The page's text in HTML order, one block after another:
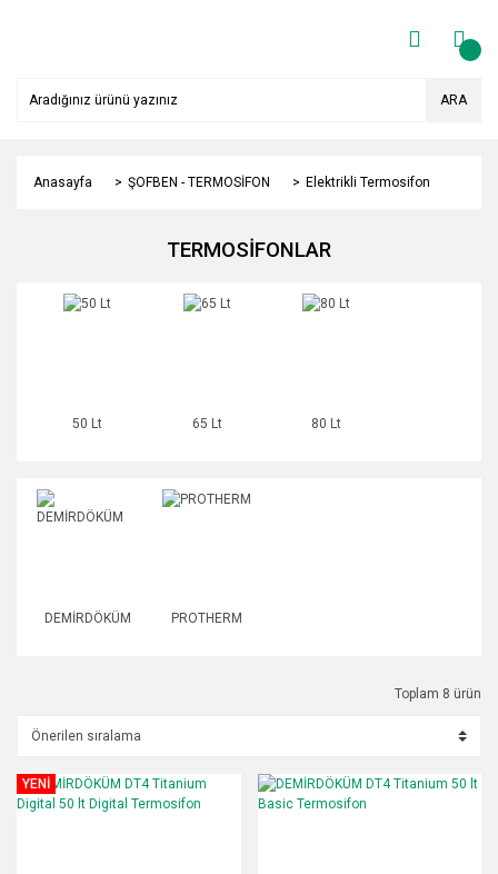
ARA
Anasayfa ŞOFBEN - TERMOSİFON Elektrikli Termosifon
TERMOSİFONLAR
50 Lt 65 Lt 80 Lt
DEMİRDÖKÜM PROTHERM
Toplam 8 ürün
YENİ